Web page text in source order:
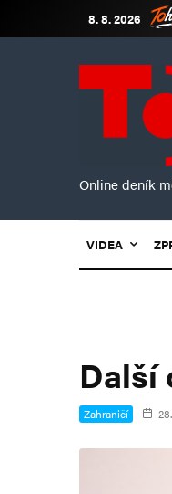
8. 8. 2026
Online deník
VIDEA
Další
Zahraničí